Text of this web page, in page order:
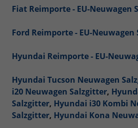
Fiat Reimporte - EU-Neuwagen
Ford Reimporte - EU-
Hyundai Reimporte - EU-
Hyundai Tucson Neuwagen
i20 Neuwagen Salzgitter,
Salzgitter, Hyundai i30 Kombi
Salzgitter, Hyundai Kona